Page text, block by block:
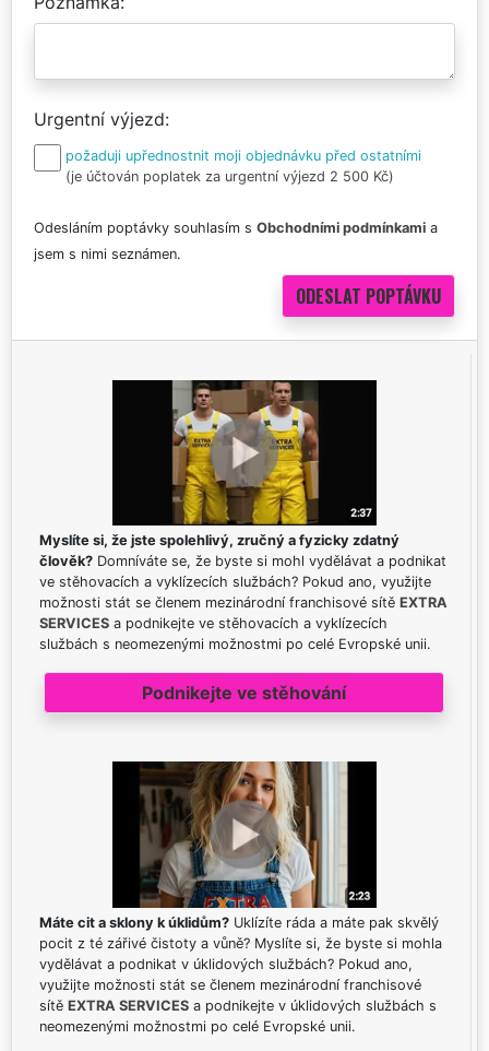
Urgentní výjezd
požaduji upřednostnit moji objednávku před ostatními
(je účtován poplatek za urgentní výjezd 2 500 Kč)
Odesláním poptávky souhlasím s Obchodními podmínkami a
jsem s nimi seznámen.
Myslíte si, že jste spolehlivý, zručný a fyzicky zdatný
člověk? Domníváte se, že byste si mohl vydělávat a podnikat
ve stěhovacích a vyklízecích službách? Pokud ano, využijte
možnosti stát se členem mezinárodní franchisové sítě EXTRA
SERVICES a podnikejte ve stěhovacích a vyklízecích
službách s neomezenými možnostmi po celé Evropské unii.
Podnikejte ve stěhování
Máte cit a sklony k úklidům? Uklízíte ráda a máte pak skvělý
pocit z té zářivé čistoty a vůně? Myslíte si, že byste si mohla
vydělávat a podnikat v úklidových službách? Pokud ano,
využijte možnosti stát se členem mezinárodní franchisové
sítě EXTRA SERVICES a podnikejte v úklidových službách s
neomezenými možnostmi po celé Evropské unii.